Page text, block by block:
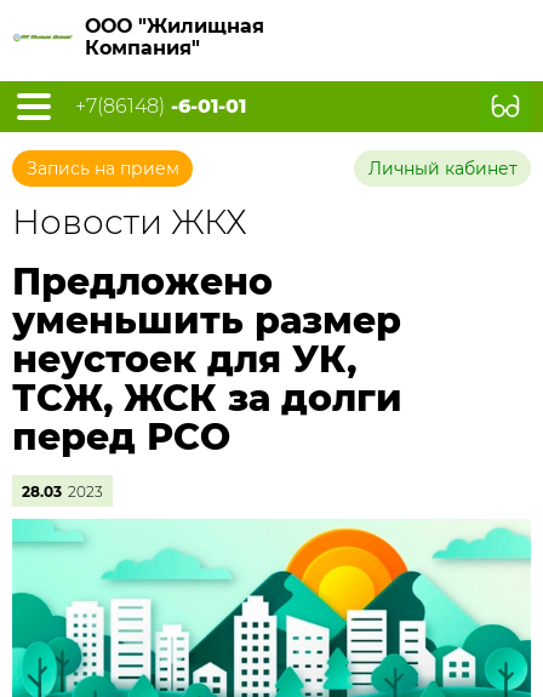
ООО "Жилищная
Компания"
+7(86148) -6-01-01
Запись на прием Личный кабинет
Новости ЖКХ
Предложено
уменьшить размер
неустоек для УК,
ТСЖ, ЖСК за долги
перед РСО
28.03 2023